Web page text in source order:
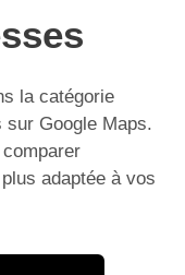
la catégorie
Google Maps.
adaptée à vos